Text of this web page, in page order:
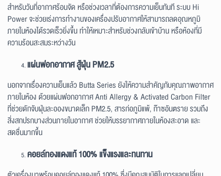
สำหรับวันที่อากาศร้อนจัด หรือช่วงเวลาที่ต้องการความเย็นทันที ระบบ Hi
Power จะช่วยเร่งการทำงานของเครื่องปรับอากาศให้สามารถลดอุณหภูมิ
ภายในห้องได้รวดเร็วยิ่งขึ้น ทำให้เหมาะสำหรับช่วงกลับเข้าบ้าน หรือห้องที่มี
ความร้อนสะสมระหว่างวัน
แผ่นฟอกอากาศ สู้ฝุ่น PM2.5
นอกจากเรื่องความเย็นแล้ว Butta Series ยังให้ความสำคัญกับคุณภาพอากาศ
ภายในห้อง ด้วยแผ่นฟอกอากาศ Anti Allergy & Activated Carbon Filter
ที่ช่วยดักจับฝุ่นละอองขนาดเล็ก PM2.5, สารก่อภูมิแพ้, ก๊าซอันตราย รวมถึง
สิ่งสกปรกบางส่วนภายในอากาศ ช่วยให้บรรยากาศภายในห้องสะอาด และ
สดชื่นมากขึ้น
คอยล์ทองแดงแท้ 100% แข็งแรงและทนทาน